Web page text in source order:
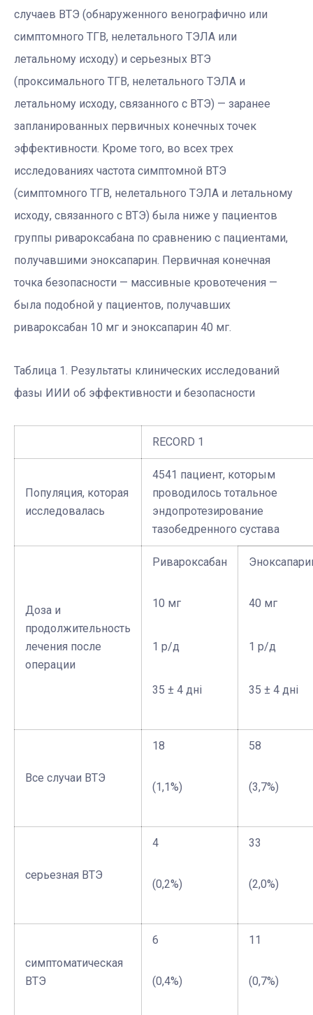
случаев ВТЭ (обнаруженного венографично или
симптомного ТГВ, нелетального ТЭЛА или
летальному исходу) и серьезных ВТЭ
(проксимального ТГВ, нелетального ТЭЛА и
летальному исходу, связанного с ВТЭ) — заранее
запланированных первичных конечных точек
эффективности. Кроме того, во всех трех
исследованиях частота симптомной ВТЭ
(симптомного ТГВ, нелетального ТЭЛА и летальному
исходу, связанного с ВТЭ) была ниже у пациентов
группы ривароксабана по сравнению с пациентами,
получавшими эноксапарин. Первичная конечная
точка безопасности — массивные кровотечения —
была подобной у пациентов, получавших
ривароксабан 10 мг и эноксапарин 40 мг.
Таблица 1. Результаты клинических исследований
фазы ИИИ об эффективности и безопасности
RECORD 1
Популяция, которая
исследовалась
4541 пациент, которым
проводилось тотальное
эндопротезирование
тазобедренного сустава
Доза и
продолжительность
лечения после
операции
Ривароксабан
10 мг
1 р/д
35 ± 4 дні
40 мг
1 р/д
35 ± 4 дні
Все случаи ВТЭ
18
(1,1%)
58
(3,7%)
серьезная ВТЭ
4
(0,2%)
33
(2,0%)
симптоматическая
ВТЭ
6
(0,4%)
11
(0,7%)